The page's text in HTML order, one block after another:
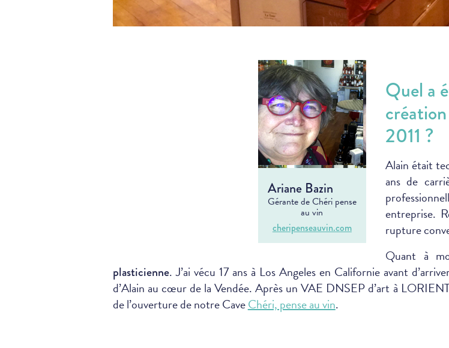
Ariane Bazin
Gérante de Chéri pense
au vin
cheripenseauvin.com
Quel a
2011 ?
Alain était
ans de
entreprise.
rupture
Quant à
plasticienne. J’ai vécu 17 ans à Los Angeles en Californie avant
d’Alain au cœur de la Vendée. Après un VAE DNSEP d’art à
de l’ouverture de notre CaveChéri, pense au vin.